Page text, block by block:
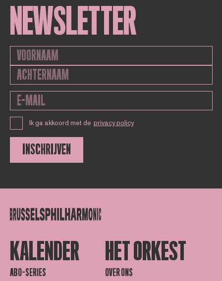
NEWSLETTER
Ik ga akkoord met de privacy policy
INSCHRIJVEN
KALENDER
ABO-SERIES
HET ORKEST
OVER ONS